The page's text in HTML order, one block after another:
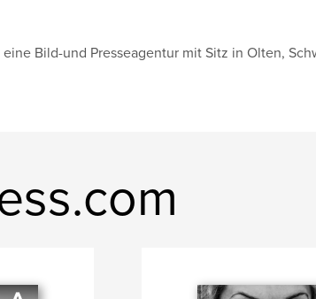
eine Bild-und Presseagentur mit Sitz in Olten,